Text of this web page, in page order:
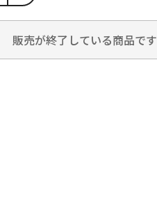
販売が終了している商品です